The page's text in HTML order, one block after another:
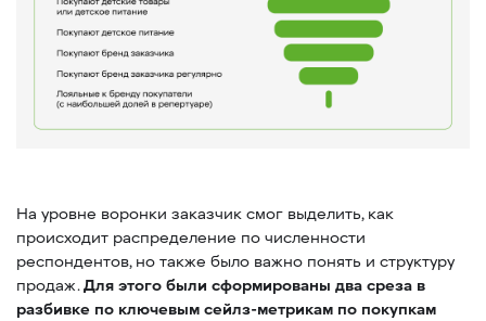
На уровне воронки заказчик смог выделить, как
происходит распределение по численности
респондентов, но также было важно понять и структуру
продаж.Для этого были сформированы два среза в
разбивке по ключевым сейлз-метрикам по покупкам